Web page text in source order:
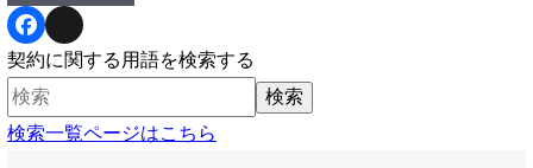
F
a
c
X
契約に関する用語を検索する
検索一覧ページはこちら